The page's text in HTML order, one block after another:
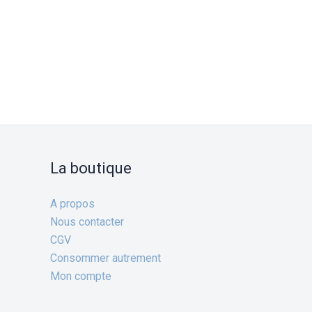
La boutique
A propos
Nous contacter
CGV
Consommer autrement
Mon compte